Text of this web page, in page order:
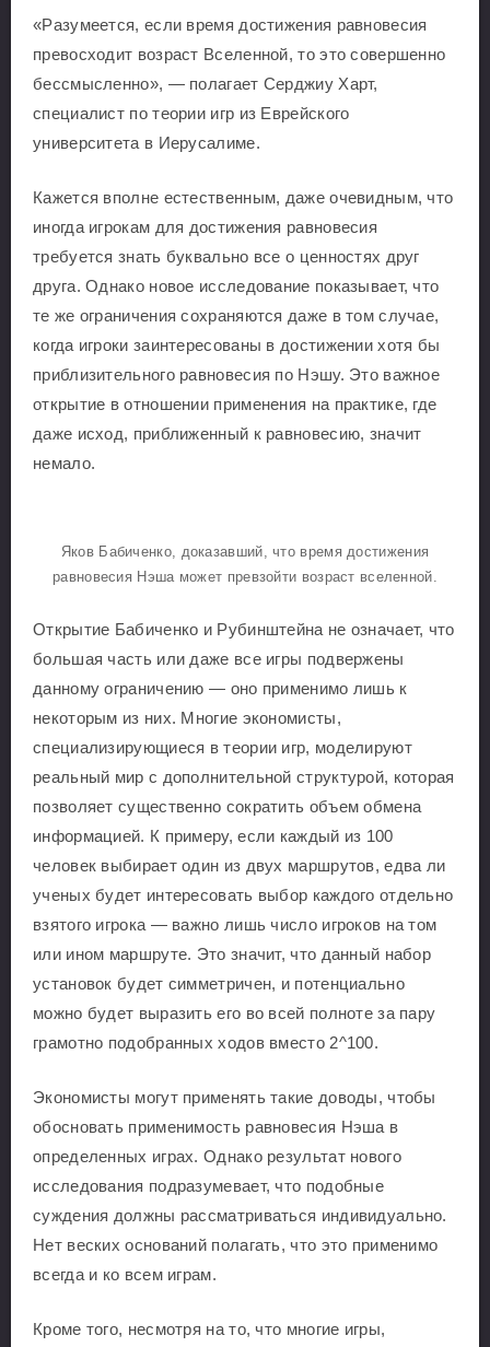
«Разумеется, если время достижения равновесия
превосходит возраст Вселенной, то это совершенно
бессмысленно», — полагает Серджиу Харт,
специалист по теории игр из Еврейского
университета в Иерусалиме.
Кажется вполне естественным, даже очевидным, что
иногда игрокам для достижения равновесия
требуется знать буквально все о ценностях друг
друга. Однако новое исследование показывает, что
те же ограничения сохраняются даже в том случае,
когда игроки заинтересованы в достижении хотя бы
приблизительного равновесия по Нэшу. Это важное
открытие в отношении применения на практике, где
даже исход, приближенный к равновесию, значит
немало.
Яков Бабиченко, доказавший, что время достижения
равновесия Нэша может превзойти возраст вселенной.
Открытие Бабиченко и Рубинштейна не означает, что
большая часть или даже все игры подвержены
данному ограничению — оно применимо лишь к
некоторым из них. Многие экономисты,
специализирующиеся в теории игр, моделируют
реальный мир с дополнительной структурой, которая
позволяет существенно сократить объем обмена
информацией. К примеру, если каждый из 100
человек выбирает один из двух маршрутов, едва ли
ученых будет интересовать выбор каждого отдельно
взятого игрока — важно лишь число игроков на том
или ином маршруте. Это значит, что данный набор
установок будет симметричен, и потенциально
можно будет выразить его во всей полноте за пару
грамотно подобранных ходов вместо 2^100.
Экономисты могут применять такие доводы, чтобы
обосновать применимость равновесия Нэша в
определенных играх. Однако результат нового
исследования подразумевает, что подобные
суждения должны рассматриваться индивидуально.
Нет веских оснований полагать, что это применимо
всегда и ко всем играм.
Кроме того, несмотря на то, что многие игры,